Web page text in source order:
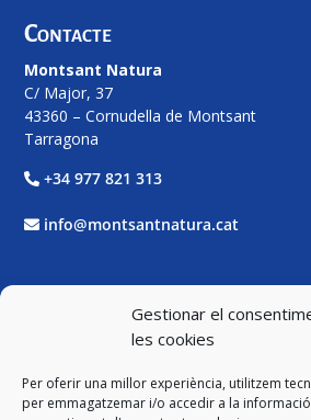
Gestionar el
les cookies
Per oferir una millor experiència, utilitzem
per emmagatzemar i/o accedir a la
Contacte
Montsant Natura
C/ Major, 37
43360 – Cornudella de Montsant
Tarragona
+34 977 821 313
info@montsantnatura.cat
Facebook
Twitter